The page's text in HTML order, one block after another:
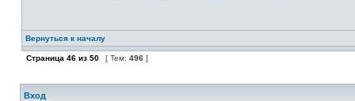
Вернуться к началу
Страница 46 из 50 [ Тем: 496 ]
Вход